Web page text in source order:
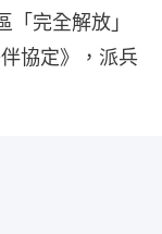
完全解放」
協定》，派兵